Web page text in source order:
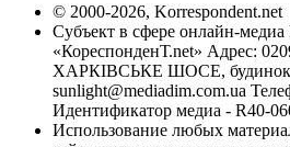
© 2000-2026, Korrespondent.net
Субъект в сфере онлайн-
«КореспонденТ.net» Адрес:
ХАРКІВСЬКЕ ШОСЕ, будинок
sunlight@mediadim.com.ua
Идентификатор медиа - R40-
Использование любых